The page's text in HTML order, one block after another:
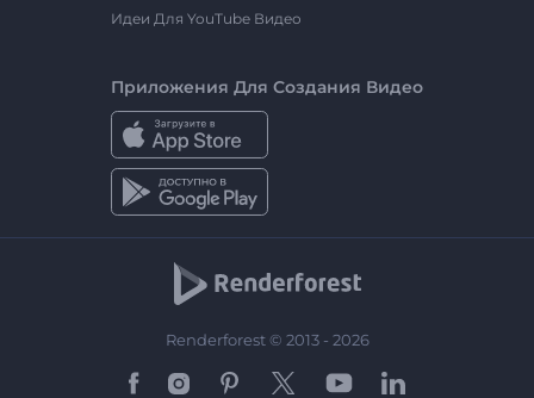
Идеи Для YouTube Видео
Приложения Для Создания Видео
Renderforest © 2013 - 2026